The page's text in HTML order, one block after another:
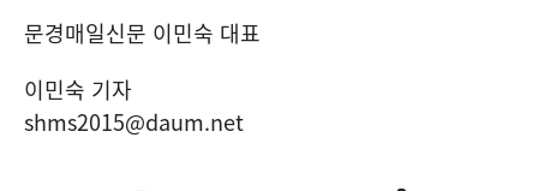
문경매일신문 이민숙 대표
이민숙 기자
shms2015@daum.net